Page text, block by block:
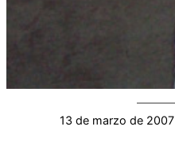
13 de marzo de 2007